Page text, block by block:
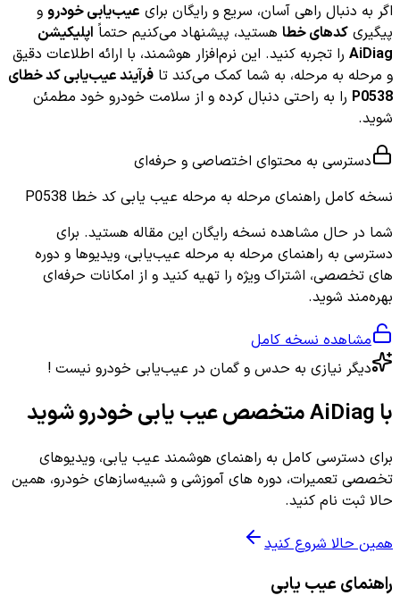
اگر به دنبال راهی آسان، سریع و رایگان برای عیب‌یابی خودرو و
پیگیری کدهای خطا هستید، پیشنهاد می‌کنیم حتماً اپلیکیشن
AiDiag را تجربه کنید. این نرم‌افزار هوشمند، با ارائه اطلاعات دقیق
و مرحله به مرحله، به شما کمک می‌کند تا فرآیند عیب‌یابی کد خطای
P0538 را به راحتی دنبال کرده و از سلامت خودرو خود مطمئن
شوید.
دسترسی به محتوای اختصاصی و حرفه‌ای
نسخه کامل راهنمای مرحله به مرحله عیب یابی کد خطا P0538
شما در حال مشاهده نسخه رایگان این مقاله هستید. برای
دسترسی به راهنمای مرحله به مرحله عیب‌یابی، ویدیوها و دوره
های تخصصی، اشتراک ویژه را تهیه کنید و از امکانات حرفه‌ای
بهره‌مند شوید.
مشاهده نسخه کامل
دیگر نیازی به حدس و گمان در عیب‌یابی خودرو نیست !
با AiDiag متخصص عیب یابی خودرو شوید
برای دسترسی کامل به راهنمای هوشمند عیب یابی، ویدیوهای
تخصصی تعمیرات، دوره های آموزشی و شبیه‌سازهای خودرو، همین
حالا ثبت نام کنید.
همین حالا شروع کنید
راهنمای عیب یابی